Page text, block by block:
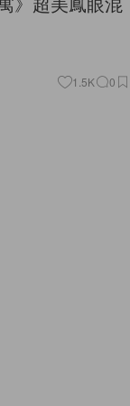
1.5K 0